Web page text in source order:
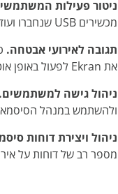
ניטור פעילות
מכשירים USB שנחברו ועוד), ורשומות שמע.
תגובה לאירועי אבטחה.
את Ekran לפעול באופן אוטומטי.
ניהול גישה למשתמשים.
ולהשתמש במנהל
ניהול ויצירת דוחות
מספר רב של דוחות על